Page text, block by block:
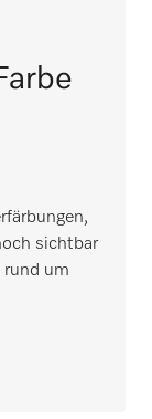
sichtbar
rund um